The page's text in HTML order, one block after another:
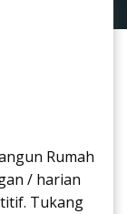
Rumah
/ harian
Tukang